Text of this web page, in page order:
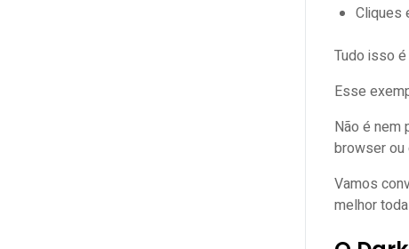
Cliques
Tudo isso
Esse
Não é
browser ou
Vamos
melhor